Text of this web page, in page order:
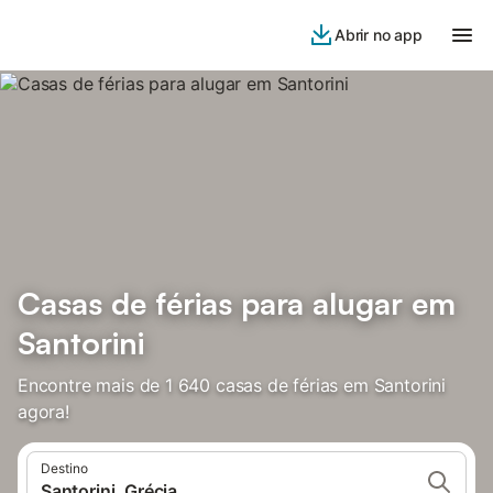
Abrir no app
Casas de férias para alugar em
Santorini
Encontre mais de 1 640 casas de férias em Santorini
agora!
Destino